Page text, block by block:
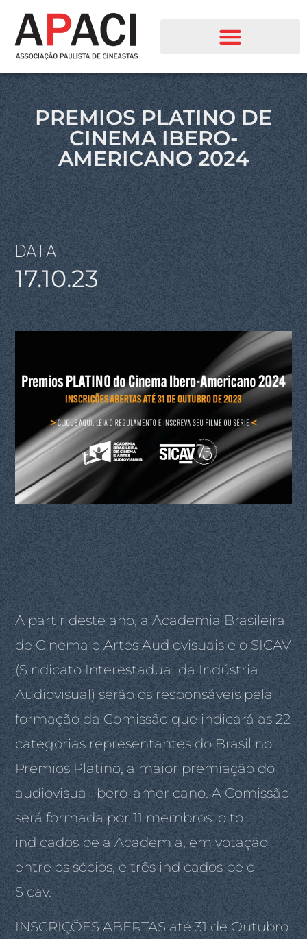
PREMIOS PLATINO DE
CINEMA IBERO-
AMERICANO 2024
DATA
17.10.23
A partir deste ano, a Academia Brasileira
de Cinema e Artes Audiovisuais e o SICAV
(Sindicato Interestadual da Indústria
Audiovisual) serão os responsáveis pela
formação da Comissão que indicará as 22
categorias representantes do Brasil no
Premios Platino, a maior premiação do
audiovisual ibero-americano. A Comissão
será formada por 11 membros: oito
indicados pela Academia, em votação
entre os sócios, e três indicados pelo
Sicav.
INSCRIÇÕES ABERTAS até 31 de Outubro